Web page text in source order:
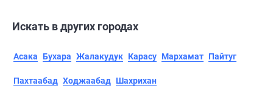
Искать в других городах
Асака Бухара Жалакудук Карасу Мархамат Пайтуг
Пахтаабад Ходжаабад Шахрихан